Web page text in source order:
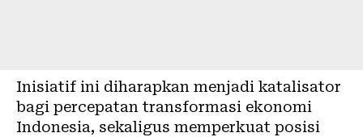
Inisiatif ini diharapkan menjadi katalisator
bagi percepatan transformasi ekonomi
Indonesia, sekaligus memperkuat posisi